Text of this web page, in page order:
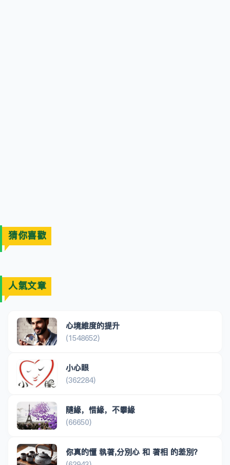
猜你喜歡
人氣文章
心境維度的提升
(1548652)
小心眼
(362284)
隨緣，惜緣，不攀緣
(66650)
你真的懂 執著,分別心 和 著相 的差別？